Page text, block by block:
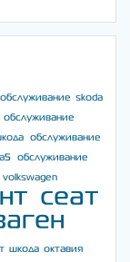
обслуживание skoda
обслуживание
обслуживание
обслуживание
сеат
шкода октавия